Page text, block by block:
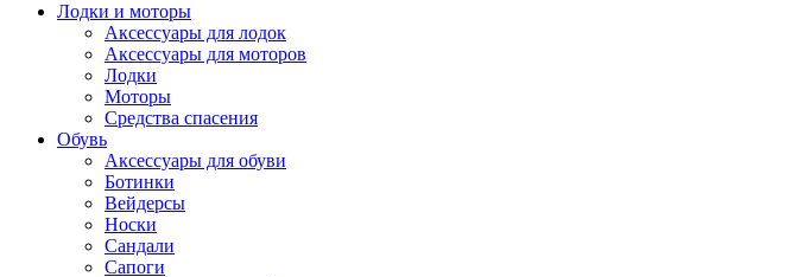
Лодки и моторы
Аксессуары для лодок
Аксессуары для моторов
Лодки
Моторы
Средства спасения
Обувь
Аксессуары для обуви
Ботинки
Вейдерсы
Носки
Сандали
Сапоги